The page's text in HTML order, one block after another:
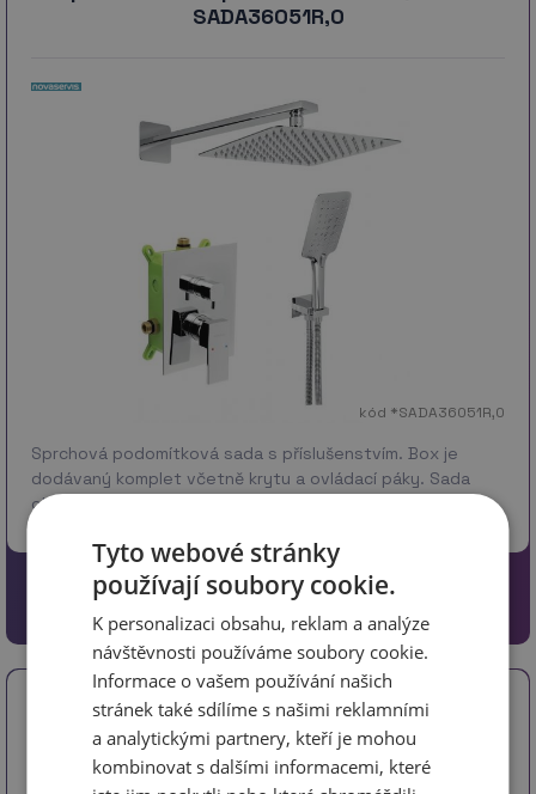
SADA36051R,0
kód *SADA36051R,0
Sprchová podomítková sada s příslušenstvím. Box je
dodávaný komplet včetně krytu a ovládací páky. Sada
obsahuje podomítk…
5771 Kč
Sprchová sada podomítková, bílá-chrom
SADA38050R,1
Tyto webové stránky
používají soubory cookie.
K personalizaci obsahu, reklam a analýze
návštěvnosti používáme soubory cookie.
Informace o vašem používání našich
stránek také sdílíme s našimi reklamními
a analytickými partnery, kteří je mohou
kombinovat s dalšími informacemi, které